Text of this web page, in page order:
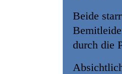
Beide
durch die